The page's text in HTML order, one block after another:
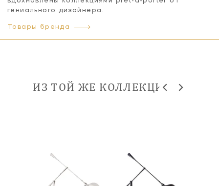
гениального дизайнера.
Товары бренда
ИЗ ТОЙ ЖЕ КОЛЛЕКЦИИ